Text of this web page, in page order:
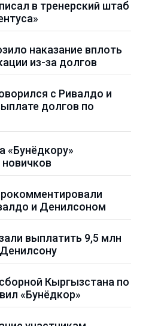
в тренерский штаб
наказание вплоть
из-за долгов
с Ривалдо и
долгов по
«Бунёдкору»
новичков
и Денилсоном
выплатить 9,5 млн
Кыргызстана по
«Бунёдкор»